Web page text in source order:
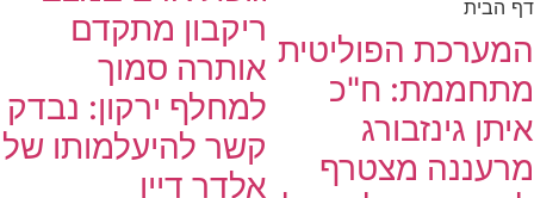
דף הבית
המערכת הפוליטית
מתחממת: ח"כ
איתן גינזבורג
מרעננה מצטרף
ריקבון מתקדם
אותרה סמוך
למחלף ירקון: נבדק
קשר להיעלמותו של
אלדר דיין